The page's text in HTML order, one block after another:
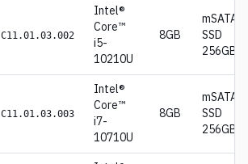
C11.01.03.002
Intel®
Core™
i5-
10210U
8GB
mSATA
SSD
256GB
C11.01.03.003
Intel®
Core™
i7-
10710U
8GB
mSATA
SSD
256GB